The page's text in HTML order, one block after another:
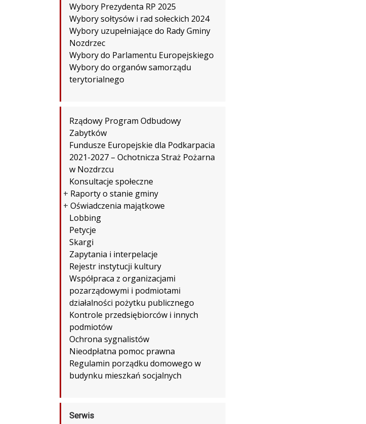
Wybory Prezydenta RP 2025
Wybory sołtysów i rad sołeckich 2024
Wybory uzupełniające do Rady Gminy
Nozdrzec
Wybory do Parlamentu Europejskiego
Wybory do organów samorządu
terytorialnego
Rządowy Program Odbudowy
Zabytków
Fundusze Europejskie dla Podkarpacia
2021-2027 – Ochotnicza Straż Pożarna
w Nozdrzcu
Konsultacje społeczne
+ Raporty o stanie gminy
+ Oświadczenia majątkowe
Lobbing
Petycje
Skargi
Zapytania i interpelacje
Rejestr instytucji kultury
Współpraca z organizacjami
pozarządowymi i podmiotami
działalności pożytku publicznego
Kontrole przedsiębiorców i innych
podmiotów
Ochrona sygnalistów
Nieodpłatna pomoc prawna
Regulamin porządku domowego w
budynku mieszkań socjalnych
Serwis